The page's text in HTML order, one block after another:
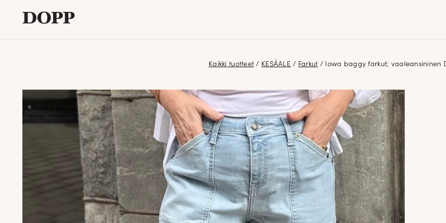
Tyyliblogi
alavalikko
Kaikki tuotteet / KESÄALE / Farkut / Iowa baggy farkut; vaaleansininen